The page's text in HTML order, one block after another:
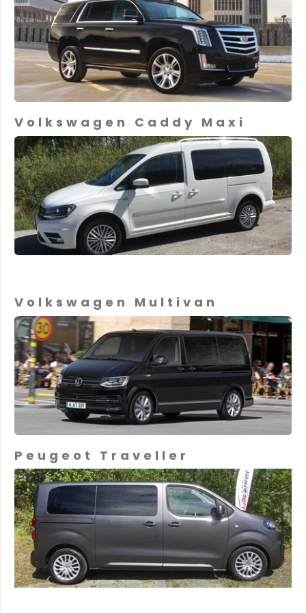
Volkswagen Caddy Maxi
Volkswagen Multivan
Peugeot Traveller